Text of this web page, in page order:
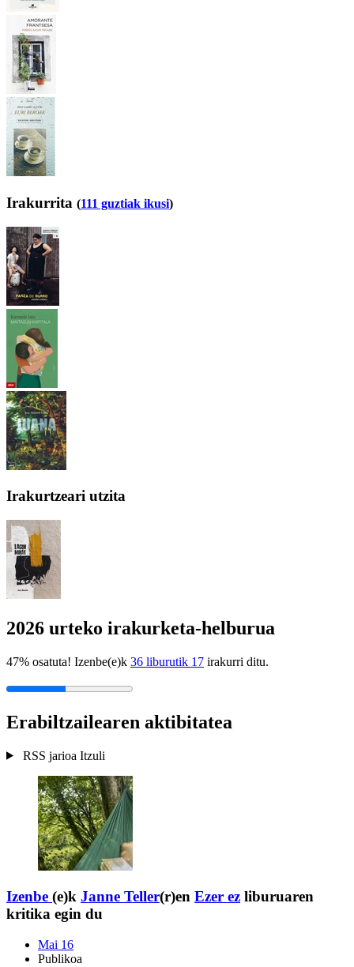
Irakurrita (111 guztiak ikusi)
Irakurtzeari utzita
2026 urteko irakurketa-helburua
47% osatuta! Izenbe(e)k 36 liburutik 17 irakurri ditu.
Erabiltzailearen aktibitatea
RSS jarioa Itzuli
Izenbe (e)k Janne Teller(r)en Ezer ez liburuaren
kritika egin du
Mai 16
Publikoa